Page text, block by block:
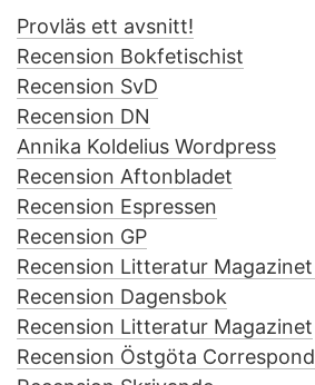
Provläs ett avsnitt!
Recension Bokfetischist
Recension SvD
Recension DN
Annika Koldelius Wordpress
Recension Aftonbladet
Recension Espressen
Recension GP
Recension Litteratur Magazinet
Recension Dagensbok
Recension Litteratur Magazinet
Recension Östgöta